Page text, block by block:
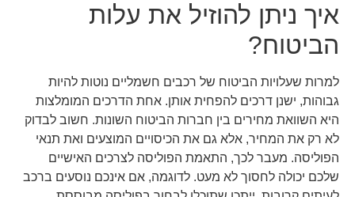
איך ניתן להוזיל את עלות
הביטוח?
למרות שעלויות הביטוח של רכבים חשמליים נוטות להיות
גבוהות, ישנן דרכים להפחית אותן. אחת הדרכים המומלצות
היא השוואת מחירים בין חברות הביטוח השונות. חשוב לבדוק
לא רק את המחיר, אלא גם את הכיסויים המוצעים ואת תנאי
הפוליסה. מעבר לכך, התאמת הפוליסה לצרכים האישיים
שלכם יכולה לחסוך לא מעט. לדוגמה, אם אינכם נוסעים ברכב